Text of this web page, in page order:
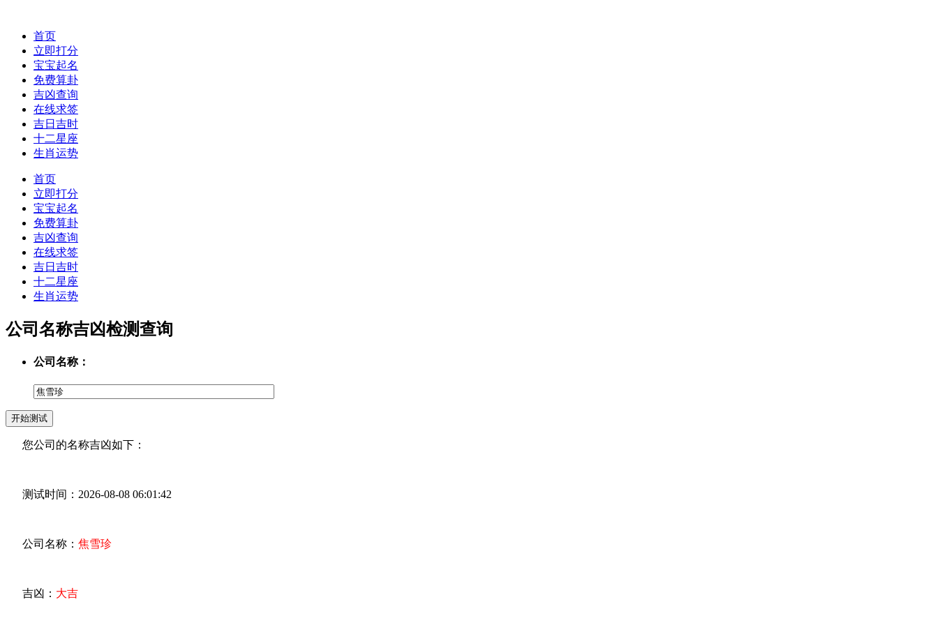
首页
立即打分
宝宝起名
免费算卦
吉凶查询
在线求签
吉日吉时
十二星座
生肖运势
首页
立即打分
宝宝起名
免费算卦
吉凶查询
在线求签
吉日吉时
十二星座
生肖运势
公司名称吉凶检测查询
公司名称：
您公司的名称吉凶如下：
测试时间：2026-08-08 06:01:42
公司名称： 焦雪珍
吉凶： 大吉